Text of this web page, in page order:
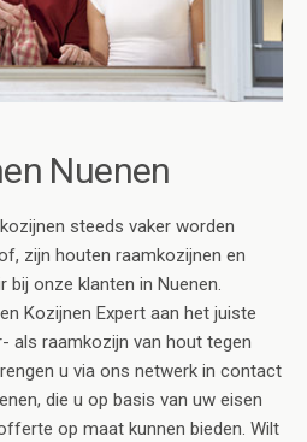
Nuenen
steeds vaker worden
zijn houten raamkozijnen en
bij onze klanten in Nuenen.
Kozijnen Expert aan het juiste
als raamkozijn van hout tegen
u via ons netwerk in contact
die u op basis van uw eisen
op maat kunnen bieden. Wilt